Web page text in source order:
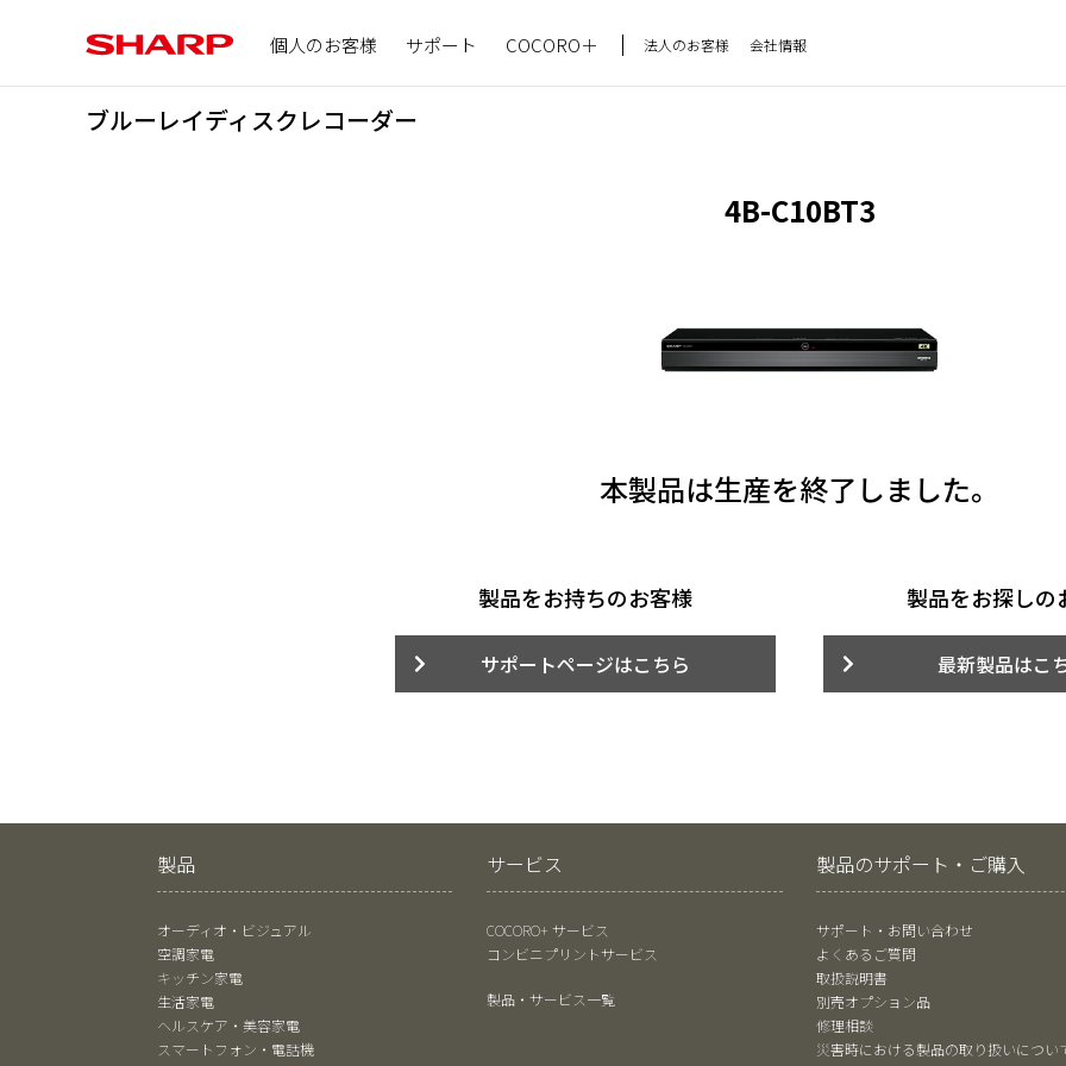
個人のお客様 サポート COCORO＋ 法人のお客様
会社情報
ブルーレイディスクレコーダー
4B-C10BT3
本製品は生産を終了しました。
製品をお持ちのお客様
サポートページはこちら
製品をお探しの
最新製品はこ
製品
オーディオ・ビジュアル
空調家電
キッチン家電
生活家電
ヘルスケア・美容家電
スマートフォン・電話機
サービス
COCORO+ サービス
コンビニプリントサービス
製品・サービス一覧
製品のサポート・ご購入
サポート・お問い合わせ
よくあるご質問
取扱説明書
別売オプション品
修理相談
災害時における製品の取り扱いについ